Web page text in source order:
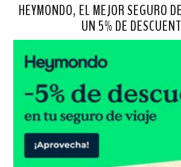
HEYMONDO, EL MEJOR SEGURO
UN 5% DE